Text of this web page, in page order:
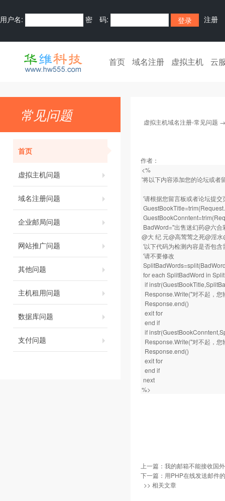
用户名: 密 码: 注册
首页 域名注册 虚拟主机 云
常见问题
首页
虚拟主机问题
域名注册问题
企业邮局问题
网站推广问题
其他问题
主机租用问题
数据库问题
支付问题
虚拟主机域名注册-常见问题
作者：
<%
'将以下内容添加您的论坛或者
'请根据您留言板或者论坛提
BadWord="出售迷幻药@六
@大 纪 元@高莺莺之死@淫
'以下代码为检测内容是否包含
'请不要修改
for each SplitBadWord in
if
Response.Write("对不起，
Response.end()
exit for
end if
if
Response.Write("对不起，
Response.end()
exit for
end if
next
%>
上一篇： 我的邮箱不能接收国
下一篇： 用PHP在线发送邮件
>> 相关文章